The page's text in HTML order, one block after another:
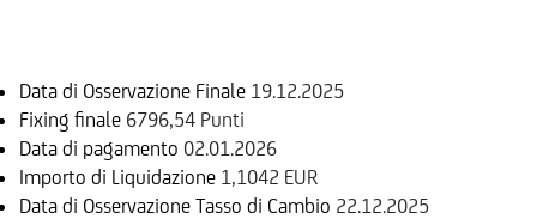
Data di Osservazione Finale 19.12.2025
Fixing finale 6796,54 Punti
Data di pagamento 02.01.2026
Importo di Liquidazione 1,1042 EUR
Data di Osservazione Tasso di Cambio 22.12.2025